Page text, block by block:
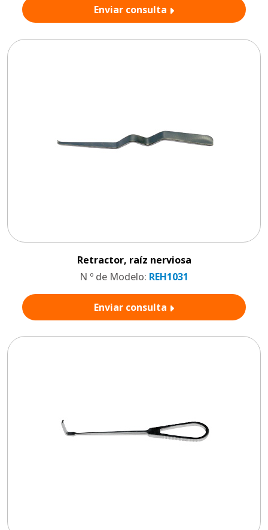
Enviar consulta
Retractor, raíz nerviosa
N º de Modelo: REH1031
Enviar consulta